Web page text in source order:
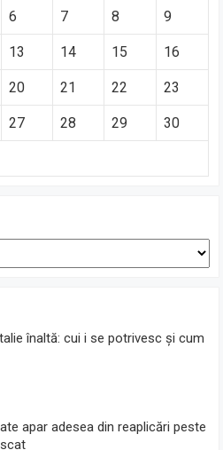
6 7 8 9
13 14 15 16
20 21 22 23
27 28 29 30
înaltă: cui i se potrivesc și cum
apar adesea din reaplicări peste